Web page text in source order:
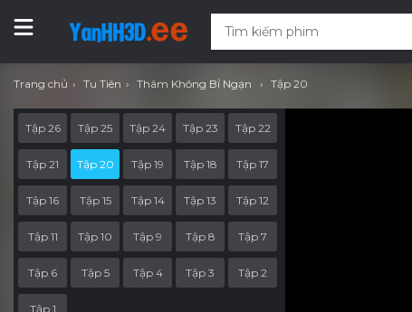
Trang chủ Tu Tiên Thâm Không Bỉ Ngạn Tập 20
Tập 26 Tập 25 Tập 24 Tập 23 Tập 22
Tập 21 Tập 20 Tập 19 Tập 18 Tập 17
Tập 16 Tập 15 Tập 14 Tập 13 Tập 12
Tập 11 Tập 10 Tập 9 Tập 8 Tập 7
Tập 6 Tập 5 Tập 4 Tập 3 Tập 2
Tập 1